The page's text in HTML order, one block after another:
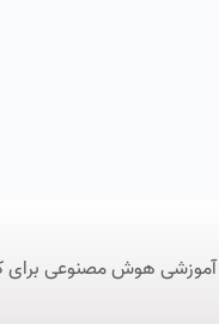
آموزشی هوش مصنوعی